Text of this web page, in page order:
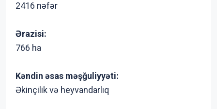
2416 nəfər
Ərazisi:
766 ha
Kəndin əsas məşğuliyyəti:
Əkinçilik və heyvandarlıq